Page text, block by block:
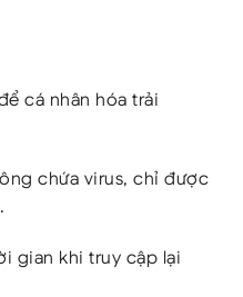
cá nhân hóa trải
chứa virus, chỉ được
gian khi truy cập lại